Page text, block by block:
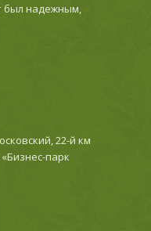
был надежным,
22-й км
парк